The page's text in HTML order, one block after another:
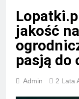
jakość
pasją do
Admin 2 Lata